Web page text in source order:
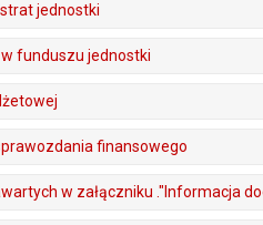
jednostki
funduszu jednostki
finansowego
w załączniku ."Informacja